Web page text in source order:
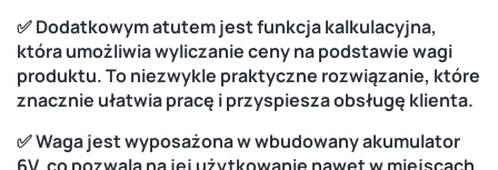
✅ Dodatkowym atutem jest funkcja kalkulacyjna,
która umożliwia wyliczanie ceny na podstawie wagi
produktu. To niezwykle praktyczne rozwiązanie, które
znacznie ułatwia pracę i przyspiesza obsługę klienta.
✅ Waga jest wyposażona w wbudowany akumulator